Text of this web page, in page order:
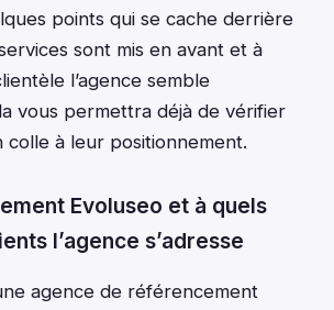
points qui se cache derrière
sont mis en avant et à
l’agence semble
vous permettra déjà de vérifier
colle à leur positionnement.
Evoluseo et à quels
l’agence s’adresse
agence de référencement